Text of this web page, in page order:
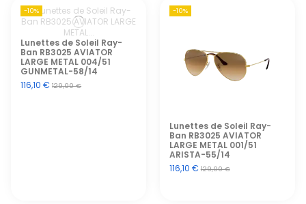
-10%
Lunettes de Soleil Ray-
Ban RB3025 AVIATOR
LARGE METAL 004/51
GUNMETAL-58/14
116,10 €129,00 €
-10%
Lunettes de Soleil Ray-
Ban RB3025 AVIATOR
LARGE METAL 001/51
ARISTA-55/14
116,10 €129,00 €